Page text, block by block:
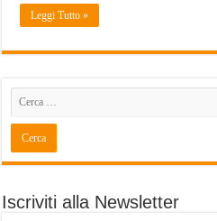
Leggi Tutto »
Iscriviti alla Newsletter